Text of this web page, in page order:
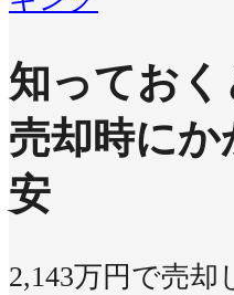
知っておく
売却時にか
安
2,143万円で売却